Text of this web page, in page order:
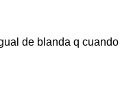
de blanda q cuando